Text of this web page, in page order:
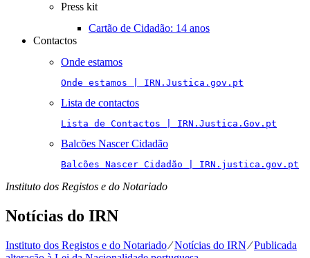
Press kit
Cartão de Cidadão: 14 anos
Contactos
Onde estamos
Onde estamos | IRN.Justica.gov.pt
Lista de contactos
Lista de Contactos | IRN.Justica.Gov.pt
Balcões Nascer Cidadão
Balcões Nascer Cidadão | IRN.justica.gov.pt
Instituto dos Registos e do Notariado
Notícias do IRN
Instituto dos Registos e do Notariado⁄Notícias do IRN⁄Publicada